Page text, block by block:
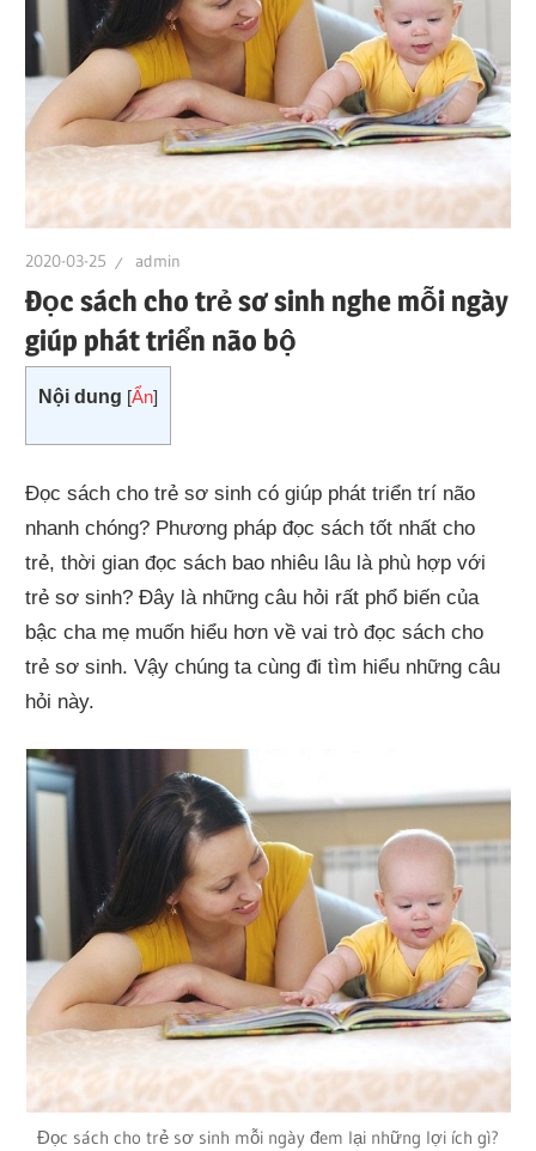
2020-03-25 admin
Đọc sách cho trẻ sơ sinh nghe mỗi ngày
giúp phát triển não bộ
Nội dung [Ẩn]
Đọc sách cho trẻ sơ sinh có giúp phát triển trí não
nhanh chóng? Phương pháp đọc sách tốt nhất cho
trẻ, thời gian đọc sách bao nhiêu lâu là phù hợp với
trẻ sơ sinh? Đây là những câu hỏi rất phổ biến của
bậc cha mẹ muốn hiểu hơn về vai trò đọc sách cho
trẻ sơ sinh. Vậy chúng ta cùng đi tìm hiểu những câu
hỏi này.
Đọc sách cho trẻ sơ sinh mỗi ngày đem lại những lợi ích gì?